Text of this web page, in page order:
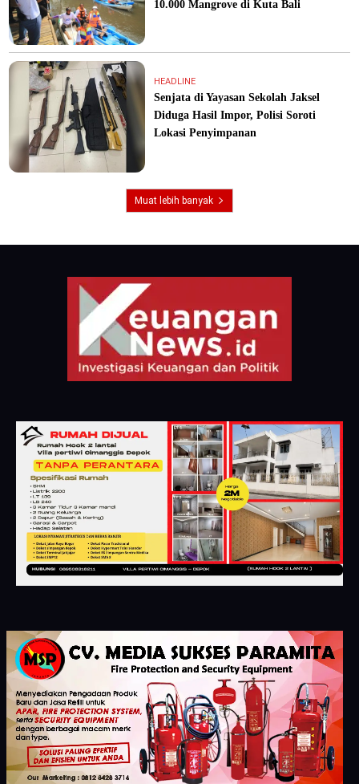
10.000 Mangrove di Kuta Bali
HEADLINE
Senjata di Yayasan Sekolah Jaksel
Diduga Hasil Impor, Polisi Soroti
Lokasi Penyimpanan
Muat lebih banyak